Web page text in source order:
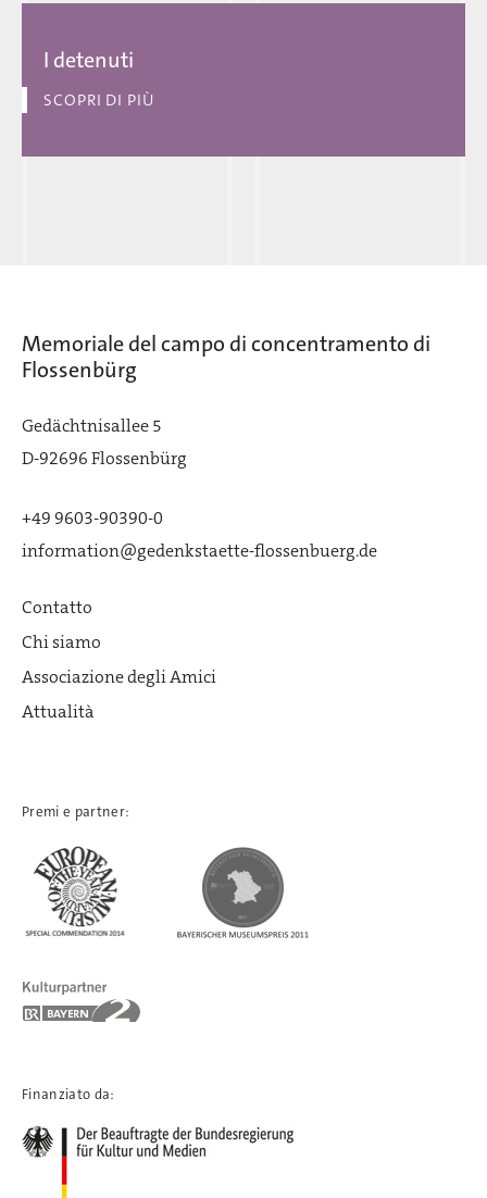
I detenuti
SCOPRI DI PIÙ
Memoriale del campo di concentramento di
Flossenbürg
Gedächtnisallee 5
D-92696 Flossenbürg
+49 9603-90390-0
information@gedenkstaette-flossenbuerg.de
Contatto
Chi siamo
Associazione degli Amici
Attualità
Premi e partner:
Finanziato da: